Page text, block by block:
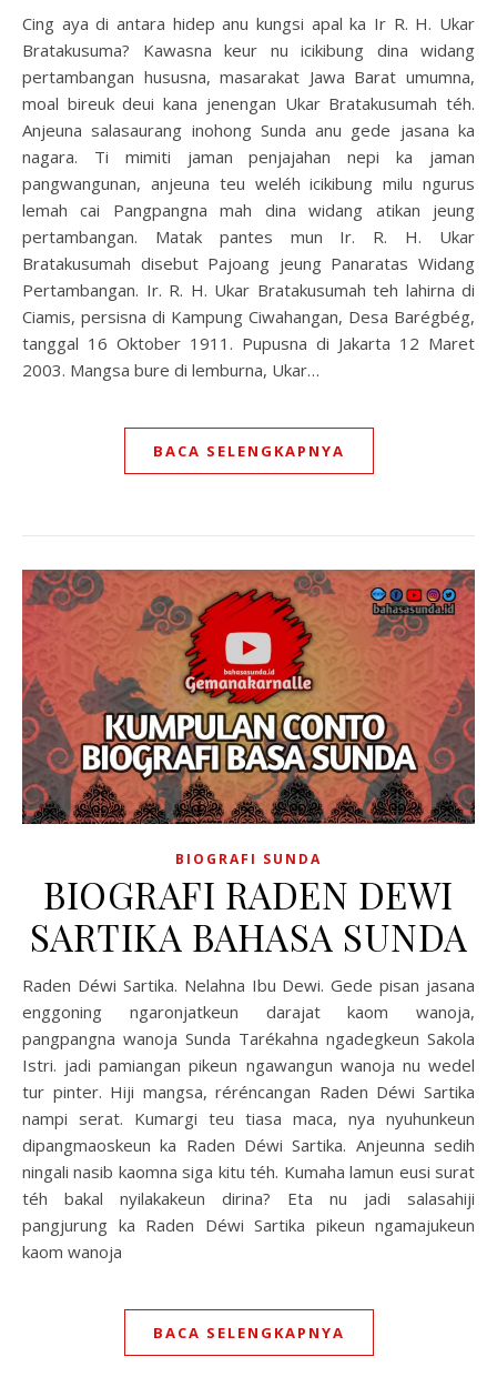
Cing aya di antara hidep anu kungsi apal ka Ir R. H. Ukar
Bratakusuma? Kawasna keur nu icikibung dina widang
pertambangan hususna, masarakat Jawa Barat umumna,
moal bireuk deui kana jenengan Ukar Bratakusumah téh.
Anjeuna salasaurang inohong Sunda anu gede jasana ka
nagara. Ti mimiti jaman penjajahan nepi ka jaman
pangwangunan, anjeuna teu weléh icikibung milu ngurus
lemah cai Pangpangna mah dina widang atikan jeung
pertambangan. Matak pantes mun Ir. R. H. Ukar
Bratakusumah disebut Pajoang jeung Panaratas Widang
Pertambangan. Ir. R. H. Ukar Bratakusumah teh lahirna di
Ciamis, persisna di Kampung Ciwahangan, Desa Barégbég,
tanggal 16 Oktober 1911. Pupusna di Jakarta 12 Maret
2003. Mangsa bure di lemburna, Ukar…
BACA SELENGKAPNYA
BIOGRAFI SUNDA
BIOGRAFI RADEN DEWI
SARTIKA BAHASA SUNDA
Raden Déwi Sartika. Nelahna Ibu Dewi. Gede pisan jasana
enggoning ngaronjatkeun darajat kaom wanoja,
pangpangna wanoja Sunda Tarékahna ngadegkeun Sakola
Istri. jadi pamiangan pikeun ngawangun wanoja nu wedel
tur pinter. Hiji mangsa, réréncangan Raden Déwi Sartika
nampi serat. Kumargi teu tiasa maca, nya nyuhunkeun
dipangmaoskeun ka Raden Déwi Sartika. Anjeunna sedih
ningali nasib kaomna siga kitu téh. Kumaha lamun eusi surat
téh bakal nyilakakeun dirina? Eta nu jadi salasahiji
pangjurung ka Raden Déwi Sartika pikeun ngamajukeun
kaom wanoja
BACA SELENGKAPNYA